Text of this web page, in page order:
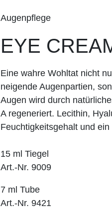
Augenpflege
EYE
Eine wahre Wohltat nicht
neigende Augenpartien,
Augen wird durch
A regeneriert. Lecithin,
Feuchtigkeitsgehalt und
15 ml Tiegel
Art.-Nr. 9009
7 ml Tube
Art.-Nr. 9421